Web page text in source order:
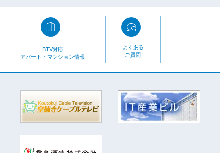
BTV対応
アパート・マンション情報
よくある
ご質問